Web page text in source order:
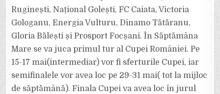
Ruginești, Național Golești, FC Caiata, Victoria
Gologanu, Energia Vulturu, Dinamo Tătăranu,
Gloria Bălești și Prosport Focșani. În Săptămâna
Mare se va juca primul tur al Cupei României. Pe
15-17 mai(intermediar) vor fi sferturile Cupei, iar
semifinalele vor avea loc pe 29-31 mai( tot la mijloc
de săptămână). Finala Cupei va avea loc în jurul